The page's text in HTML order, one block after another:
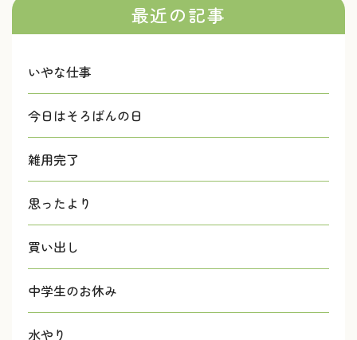
最近の記事
いやな仕事
今日はそろばんの日
雑用完了
思ったより
買い出し
中学生のお休み
水やり